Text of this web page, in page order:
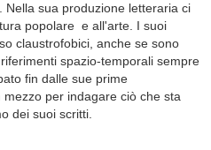
Nella sua produzione letteraria ci
popolare e all'arte. I suoi
claustrofobici, anche se sono
spazio-temporali sempre
fin dalle sue prime
per indagare ciò che sta
dei suoi scritti.